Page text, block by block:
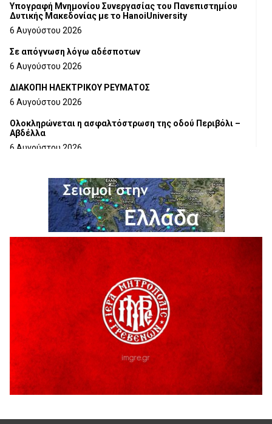
Υπογραφή Μνημονίου Συνεργασίας του Πανεπιστημίου
Δυτικής Μακεδονίας με το HanoiUniversity
6 Αυγούστου 2026
Σε απόγνωση λόγω αδέσποτων
6 Αυγούστου 2026
ΔΙΑΚΟΠΗ ΗΛΕΚΤΡΙΚΟΥ ΡΕΥΜΑΤΟΣ
6 Αυγούστου 2026
Ολοκληρώνεται η ασφαλτόστρωση της οδού Περιβόλι –
Αβδέλλα
6 Αυγούστου 2026
5 Αυγούστου 2026
Ο ΑΝΔΡΕΑΣ ΑΣΛΑΝΙΔΗΣ ΣΥΝΕΧΙΖΕΙ ΣΤΟΝ ΠΡΩΤΕΑ
ΓΡΕΒΕΝΩΝ
5 Αυγούστου 2026
Ευχαριστήριο Εκπολιτιστικού Συλλόγου Ταξιάρχη προς κ.
Παρασχάκη Αθανάσιο
Διακοπή υδροδότησης του Α΄ κλάδου ύδρευσης
5 Αυγούστου 2026
Η Marseaux στα Γρεβενά για μια μοναδική συναυλία
Θερινό Σινεμά στο πλαίσιο του «Πολιτιστικού
Καλοκαιριού 2026» με την βραβευμένη ταινία «Μικρές
Ανάσες».